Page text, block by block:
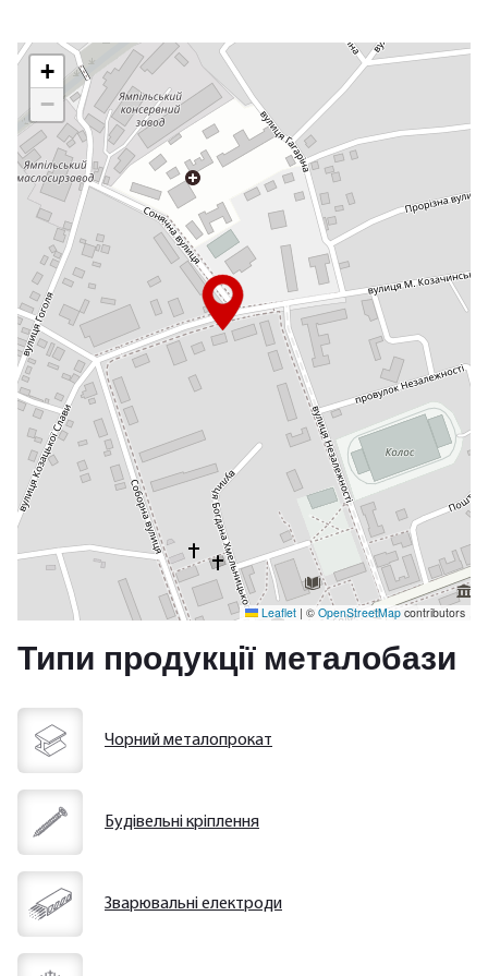
+
−
Leaflet | © OpenStreetMap contributors
Типи продукції металобази
Чорний металопрокат
Будівельні кріплення
Зварювальні електроди